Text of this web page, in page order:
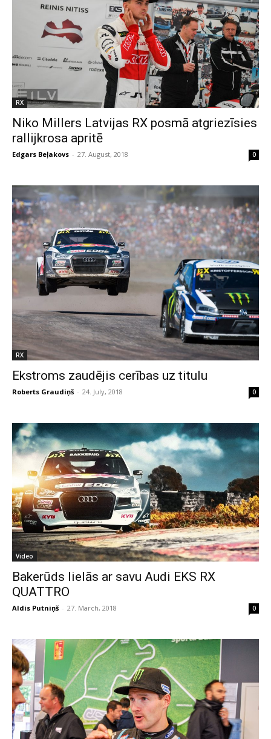
RX
Niko Millers Latvijas RX posmā atgriezīsies
rallijkrosa apritē
Edgars Beļakovs - 27. August, 2018 0
RX
Ekstroms zaudējis cerības uz titulu
Roberts Graudiņš - 24. July, 2018 0
Video
Bakerūds lielās ar savu Audi EKS RX
QUATTRO
Aldis Putniņš - 27. March, 2018 0